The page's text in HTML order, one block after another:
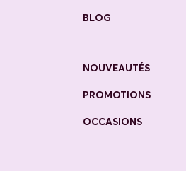
BLOG
NOUVEAUTÉS
PROMOTIONS
OCCASIONS